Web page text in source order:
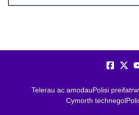
Telerau ac amodauPolisi
Cymorth technegol